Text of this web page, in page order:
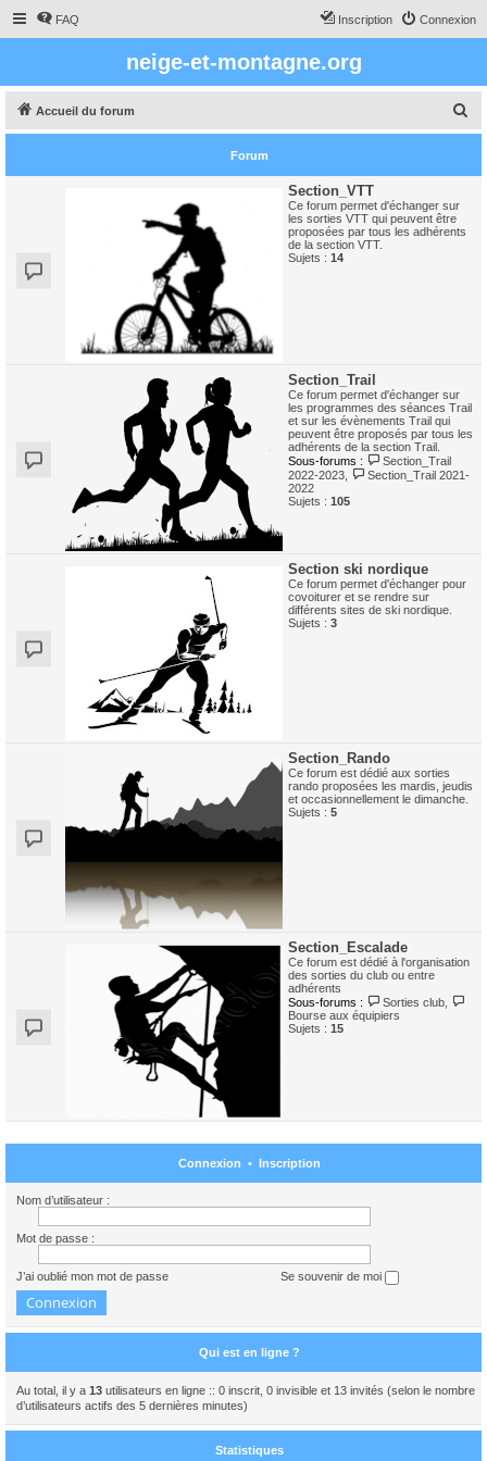
FAQ Connexion
Inscription
neige-et-montagne.org
Accueil du forum
e
Forum
Section_VTT
Ce forum permet d'échanger sur
les sorties VTT qui peuvent être
proposées par tous les adhérents
de la section VTT.
Sujets : 14
Section_Trail
Ce forum permet d'échanger sur
les programmes des séances Trail
et sur les évènements Trail qui
peuvent être proposés par tous les
adhérents de la section Trail.
Sous-forums :
Section_Trail
2022-2023
Section_Trail 2021-
2022
Sujets : 105
Section ski nordique
Ce forum permet d'échanger pour
covoiturer et se rendre sur
différents sites de ski nordique.
Sujets : 3
Section_Rando
Ce forum est dédié aux sorties
rando proposées les mardis, jeudis
et occasionnellement le dimanche.
Sujets : 5
Section_Escalade
Ce forum est dédié à l'organisation
des sorties du club ou entre
adhérents
Sous-forums :
Sorties club
Bourse aux équipiers
Sujets : 15
Connexion • Inscription
Nom d’utilisateur :
Mot de passe :
J’ai oublié mon mot de passe Se souvenir de moi
Qui est en ligne ?
Au total, il y a 13 utilisateurs en ligne :: 0 inscrit, 0 invisible et 13 invités (selon le nombre
d’utilisateurs actifs des 5 dernières minutes)
Statistiques